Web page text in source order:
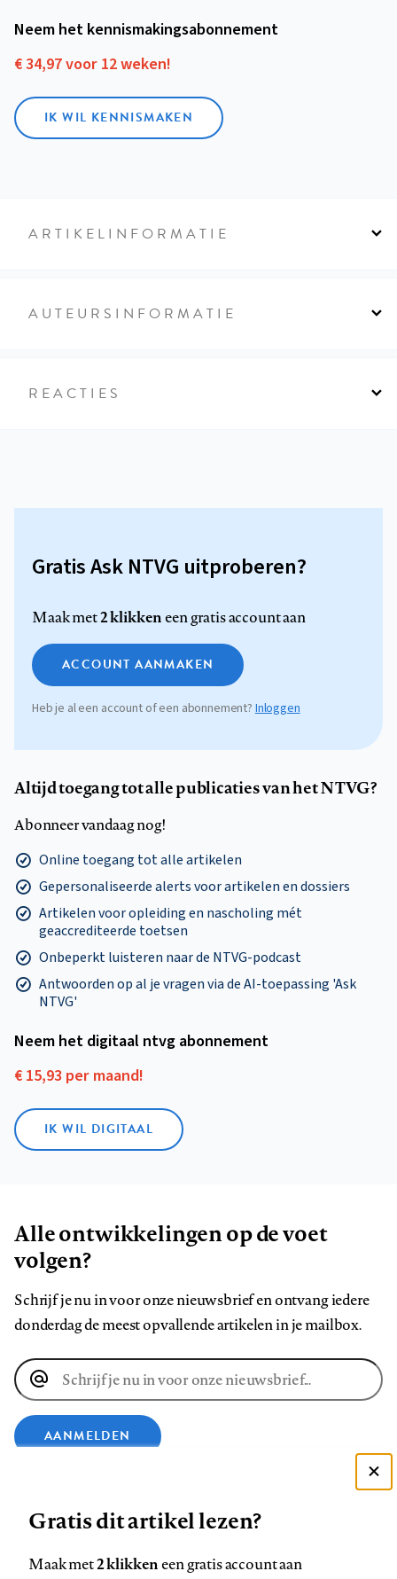
Neem het kennismakings­abonnement
€ 34,97 voor 12 weken!
IK WIL KENNISMAKEN
ARTIKELINFORMATIE
AUTEURSINFORMATIE
REACTIES
Gratis Ask NTVG uitproberen?
Maak met2 klikkeneen gratis account aan
ACCOUNT AANMAKEN
Heb je al een account of een abonnement? Inloggen
Altijd toegang tot alle publicaties van het NTVG?
Abonneer vandaag nog!
Online toegang tot alle artikelen
Gepersonaliseerde alerts voor artikelen en dossiers
Artikelen voor opleiding en nascholing mét
geaccrediteerde toetsen
Onbeperkt luisteren naar de NTVG-podcast
Antwoorden op al je vragen via de AI-toepassing 'Ask
NTVG'
Neem het digitaal ntvg abonnement
€ 15,93 per maand!
IK WIL DIGITAAL
Alle ontwikkelingen op de voet
volgen?
Schrijf je nu in voor onze nieuwsbrief en ontvang iedere
donderdag de meest opvallende artikelen in je mailbox.
E-
mailadres
AANMELDEN
Zie onze cookie policy
Gratis dit artikel lezen?
Maak met2 klikkeneen gratis account aan